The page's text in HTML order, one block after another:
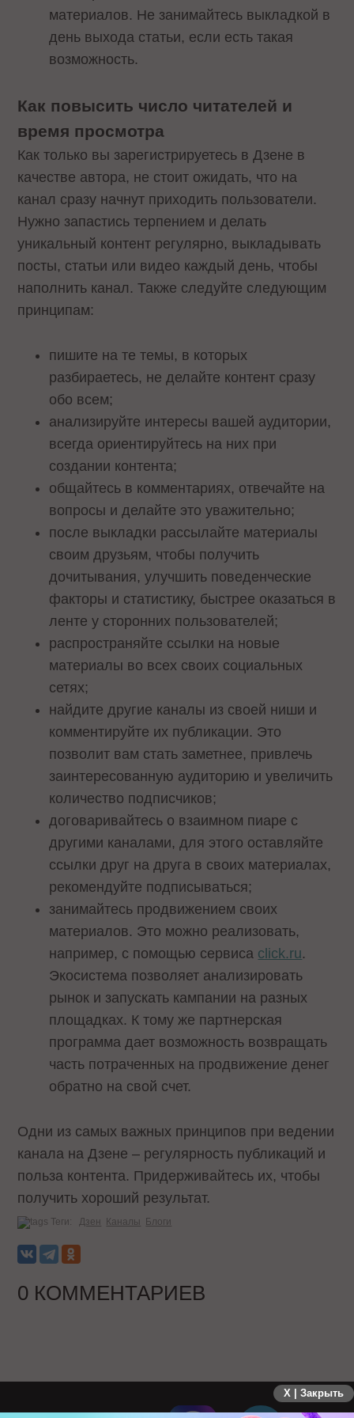
материалов. Не занимайтесь выкладкой в
день выхода статьи, если есть такая
возможность.
Как повысить число читателей и
время просмотра
Как только вы зарегистрируетесь в Дзене в
качестве автора, не стоит ожидать, что на
канал сразу начнут приходить пользователи.
Нужно запастись терпением и делать
уникальный контент регулярно, выкладывать
посты, статьи или видео каждый день, чтобы
наполнить канал. Также следуйте следующим
принципам:
пишите на те темы, в которых
разбираетесь, не делайте контент сразу
обо всем;
анализируйте интересы вашей аудитории,
всегда ориентируйтесь на них при
создании контента;
общайтесь в комментариях, отвечайте на
вопросы и делайте это уважительно;
после выкладки рассылайте материалы
своим друзьям, чтобы получить
дочитывания, улучшить поведенческие
факторы и статистику, быстрее оказаться в
ленте у сторонних пользователей;
распространяйте ссылки на новые
материалы во всех своих социальных
сетях;
найдите другие каналы из своей ниши и
комментируйте их публикации. Это
позволит вам стать заметнее, привлечь
заинтересованную аудиторию и увеличить
количество подписчиков;
договаривайтесь о взаимном пиаре с
другими каналами, для этого оставляйте
ссылки друг на друга в своих материалах,
рекомендуйте подписываться;
занимайтесь продвижением своих
материалов. Это можно реализовать,
например, с помощью сервиса click.ru.
Экосистема позволяет анализировать
рынок и запускать кампании на разных
площадках. К тому же партнерская
программа дает возможность возвращать
часть потраченных на продвижение денег
обратно на свой счет.
Одни из самых важных принципов при ведении
канала на Дзене – регулярность публикаций и
польза контента. Придерживайтесь их, чтобы
получить хороший результат.
Теги: Дзен Каналы Блоги
0 КОММЕНТАРИЕВ
X | Закрыть